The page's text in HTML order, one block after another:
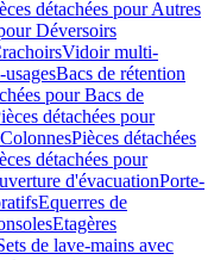
détachées pour Autres
Déversoirs
Vidoir multi-
Bacs de rétention
pour Bacs de
détachées pour
ColonnesPièces détachées
détachées pour
d'évacuationPorte-
Equerres de
Etagères
de lave-mains avec